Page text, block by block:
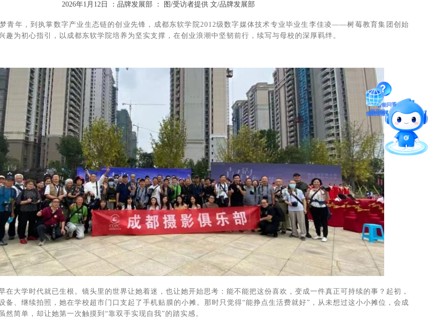
2026年1月12日 ：品牌发展部 ： 图/受访者提供 文/品牌发展部
青年，到执掌数字产业生态链的创业先锋，成都东软学院2012级数字媒体技术专业毕业生李佳凌——树莓教育集团创始
趣为初心指引，以成都东软学院培养为坚实支撑，在创业浪潮中坚韧前行，续写与母校的深厚羁绊。
在大学时代就已生根。镜头里的世界让她着迷，也让她开始思考：能不能把这份喜欢，变成一件真正可持续的事？起初，
备、继续拍照，她在学校超市门口支起了手机贴膜的小摊。那时只觉得“能挣点生活费就好”，从未想过这小小摊位，会成
然简单，却让她第一次触摸到“靠双手实现自我”的踏实感。
留言板
招就官微